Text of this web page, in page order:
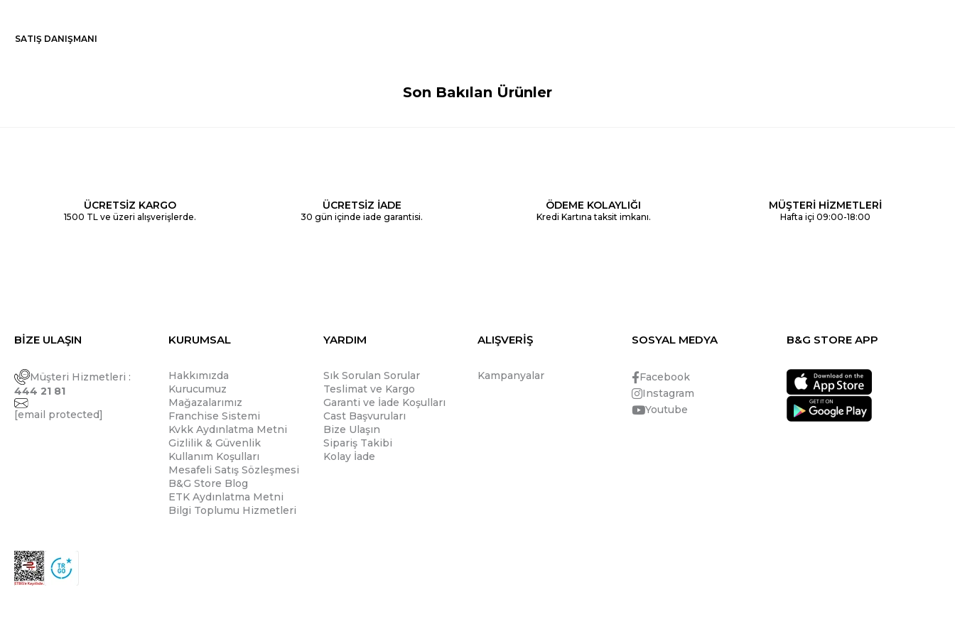
SATIŞ DANIŞMANI
Son Bakılan Ürünler
ÜCRETSİZ KARGO
1500 TL ve üzeri alışverişlerde.
ÜCRETSİZ İADE
30 gün içinde iade garantisi.
ÖDEME KOLAYLIĞI
Kredi Kartına taksit imkanı.
MÜŞTERİ HİZMETLERİ
Hafta içi 09:00-18:00
BİZE ULAŞIN
Müşteri Hizmetleri :
444 21 81
[email protected]
KURUMSAL
Hakkımızda
Kurucumuz
Mağazalarımız
Franchise Sistemi
Kvkk Aydınlatma Metni
Gizlilik & Güvenlik
Kullanım Koşulları
Mesafeli Satış Sözleşmesi
B&G Store Blog
ETK Aydınlatma Metni
Bilgi Toplumu Hizmetleri
YARDIM
Sık Sorulan Sorular
Teslimat ve Kargo
Garanti ve İade Koşulları
Cast Başvuruları
Bize Ulaşın
Sipariş Takibi
Kolay İade
ALIŞVERİŞ
Kampanyalar
SOSYAL MEDYA
Facebook
Instagram
Youtube
B&G STORE APP